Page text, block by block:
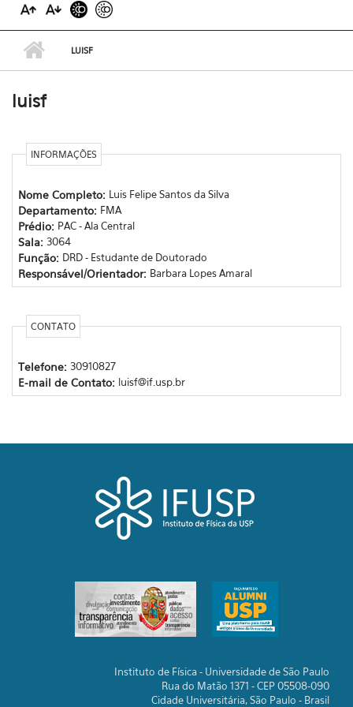
LUISF
luisf
INFORMAÇÕES
Nome Completo: Luis Felipe Santos da Silva
Departamento: FMA
Prédio: PAC - Ala Central
Sala: 3064
Função: DRD - Estudante de Doutorado
Responsável/Orientador: Barbara Lopes Amaral
CONTATO
Telefone: 30910827
E-mail de Contato: luisf@if.usp.br
Instituto de Física - Universidade de São Paulo
Rua do Matão 1371 - CEP 05508-090
Cidade Universitária, São Paulo - Brasil